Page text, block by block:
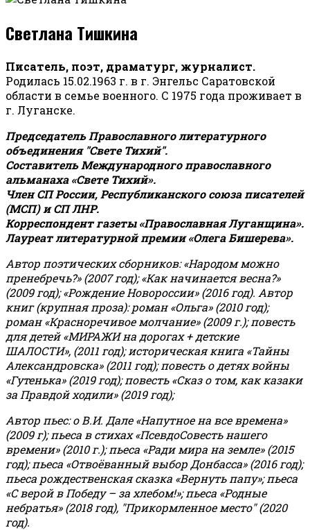
Светлана Тишкина
Писатель, поэт, драматург, журналист.
Родилась 15.02.1963 г. в г. Энгельс Саратовской
области в семье военного. С 1975 года проживает в
г. Луганске.
Председатель Православного литературного
объединения "Свете Тихий".
Составитель Международного православного
альманаха «Свете Тихий».
Член СП России, Республиканского союза писателей
(МСП) и СП ЛНР.
Корреспондент газеты «Православная Луганщина».
Лауреат литературной премии «Олега Бишерева».
Автор поэтических сборников: «Народом можно
пренебречь?» (2007 год); «Как начинается весна?»
(2009 год); «Рождение Новороссии» (2016 год). Автор
книг (крупная проза): роман «Ольга» (2010 год);
роман «Красноречивое молчание» (2009 г.); повесть
для детей «МИРАЖИ на дорогах + детские
ШАЛОСТИ», (2011 год); историческая книга «Тайны
Александровска» (2011 год); повесть о детях войны
«Гутенька» (2019 год); повесть «Сказ о том, как казаки
за Правдой ходили» (2019 год);
Автор пьес: о В.И. Дале «Напутное на все времена»
(2009 г); пьеса в стихах «ПсевдоСовесть нашего
времени» (2010 г.); пьеса «Ради мира на земле» (2015
год); пьеса «Отвоёванный выбор Донбасса» (2016 год);
пьеса рождественская сказка «Вернуть папу»; пьеса
«С верой в Победу – за хлебом!»;пьеса «Родные
небратья» (2018 год), "Прикормленное место" (2020
год).